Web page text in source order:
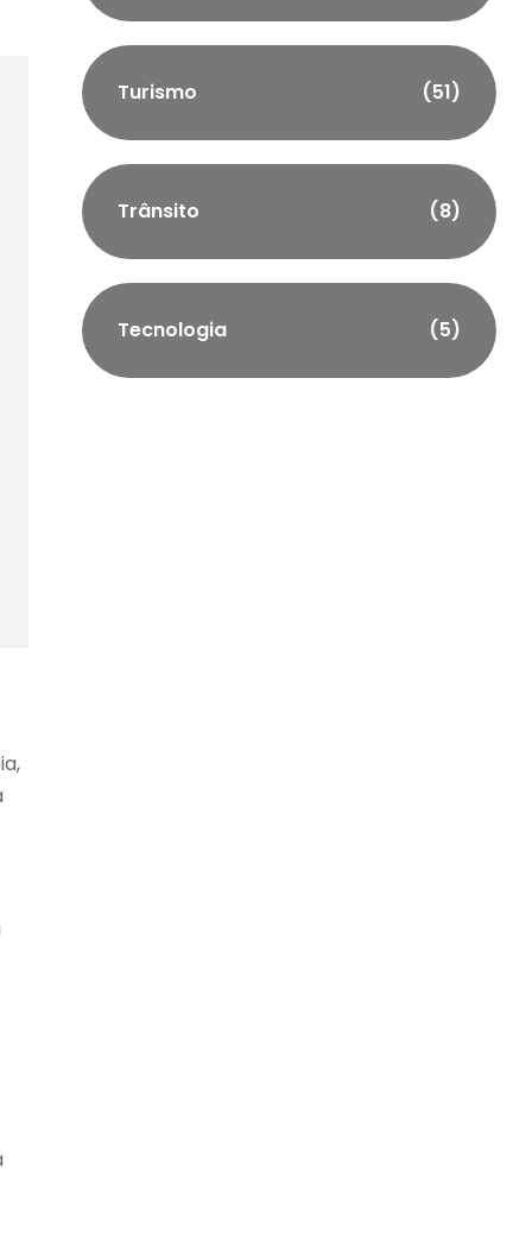
Turismo (51)
Trânsito (8)
Tecnologia (5)